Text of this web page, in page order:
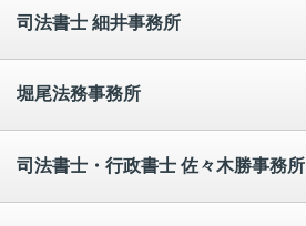
司法書士 細井事務所
堀尾法務事務所
司法書士・行政書士 佐々木勝事務所